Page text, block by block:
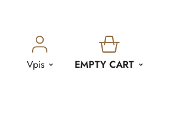
Vpis
SHOPPING
EMPTY CART